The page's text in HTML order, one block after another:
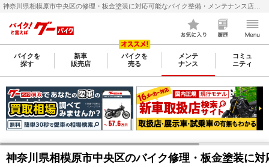
バイクを
探す
新車
販売店
バイクを
売る
メンテ
ナンス
コミュ
ニティ
神奈川県相模原市中央区のバイク修理・板金塗装に